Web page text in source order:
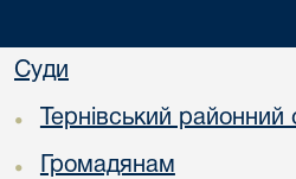
Суди
• Тернівський
• Громадянам